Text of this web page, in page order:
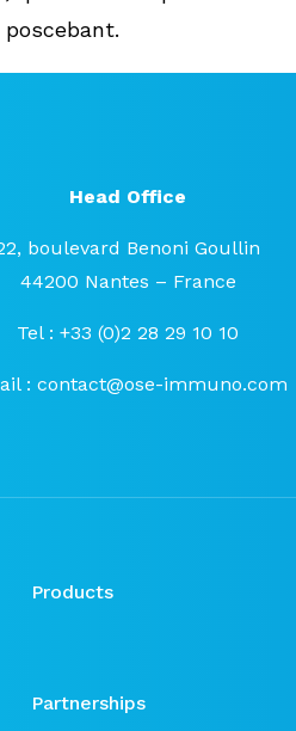
Head Office
boulevard Benoni Goullin
44200 Nantes – France
Tel : +33 (0)2 28 29 10 10
: contact@ose-immuno.com
Products
Partnerships